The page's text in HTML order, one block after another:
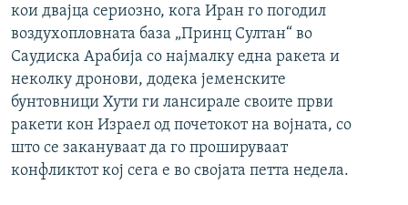
кои двајца сериозно, кога Иран го погодил
воздухопловната база „Принц Султан“ во
Саудиска Арабија со најмалку една ракета и
неколку дронови, додека јеменските
бунтовници Хути ги лансирале своите први
ракети кон Израел од почетокот на војната, со
што се закануваат да го прошируваат
конфликтот кој сега е во својата петта недела.